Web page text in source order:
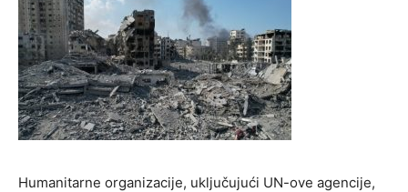
Humanitarne organizacije, uključujući UN-ove agencije,